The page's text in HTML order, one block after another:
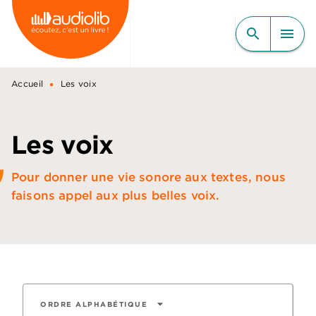
MENU RECHERCHE
CONTENU
PIED DE PAGE
search menu
Accueil • Les voix
Les voix
Pour donner une vie sonore aux textes, nous
faisons appel aux plus belles voix.
ORDRE ALPHABÉTIQUE arrow_drop_down